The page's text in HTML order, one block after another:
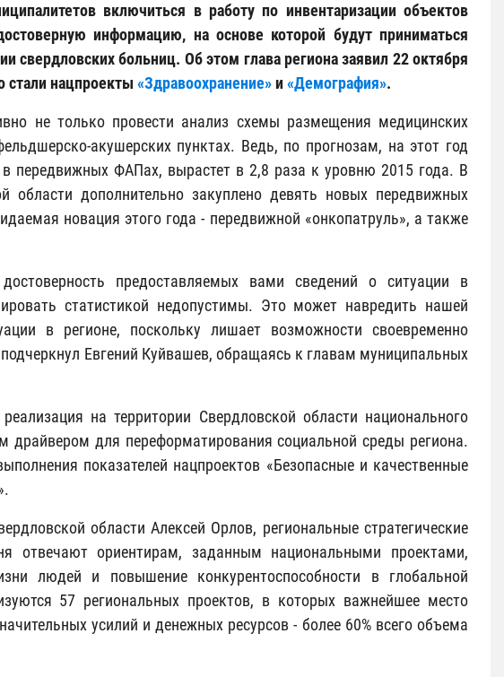
включиться в работу по инвентаризации объектов
информацию, на основе которой будут приниматься
свердловских больниц. Об этом глава региона заявил 22 октября
нацпроекты «Здравоохранение»и «Демография».
не только провести анализ схемы размещения медицинских
акушерских пунктах. Ведь, по прогнозам, на этот год
передвижных ФАПах, вырастет в 2,8 раза к уровню 2015 года. В
области дополнительно закуплено девять новых передвижных
новация этого года - передвижной «онкопатруль», а также
предоставляемых вами сведений о ситуации в
статистикой недопустимы. Это может навредить нашей
в регионе, поскольку лишает возможности своевременно
Евгений Куйвашев, обращаясь к главам муниципальных
на территории Свердловской области национального
для переформатирования социальной среды региона.
показателей нацпроектов «Безопасные и качественные
области Алексей Орлов, региональные стратегические
отвечают ориентирам, заданным национальными проектами,
людей и повышение конкурентоспособности в глобальной
57 региональных проектов, в которых важнейшее место
усилий и денежных ресурсов - более 60% всего объема